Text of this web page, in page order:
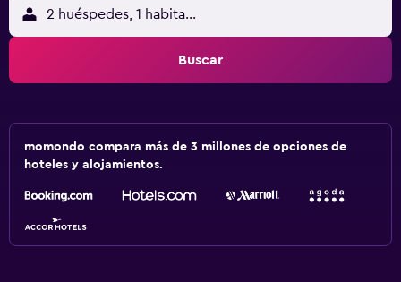
2 huéspedes, 1 habitación
Buscar
momondo compara más de 3 millones de opciones de
hoteles y alojamientos.